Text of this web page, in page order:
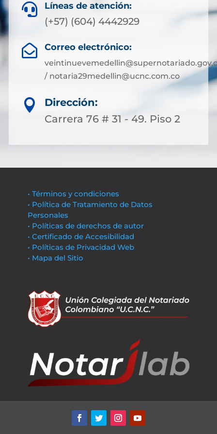
 Líneas de atención:
(+57) (604) 4442929
 Correo electrónico:
/ notaria29medellin@ucnc.com.co

Dirección:
Carrera 76 # 31 - 49. Piso 2
• Términos y condiciones
• Política de Tratamiento de Datos
Personales
• Políticas de derechos de autor
• Certificado de Accesibilidad
• Políticas de Privacidad Web
• Mapa del Sitio